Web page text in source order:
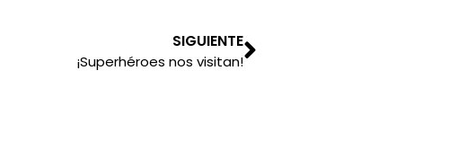
SIGUIENTE
¡Superhéroes nos visitan!